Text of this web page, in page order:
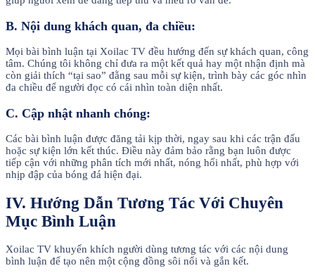
B. Nội dung khách quan, đa chiều:
Mọi bài bình luận tại Xoilac TV đều hướng đến sự khách quan, công
tâm. Chúng tôi không chỉ đưa ra một kết quả hay một nhận định mà
còn giải thích “tại sao” đằng sau mỗi sự kiện, trình bày các góc nhìn
đa chiều để người đọc có cái nhìn toàn diện nhất.
C. Cập nhật nhanh chóng:
Các bài bình luận được đăng tải kịp thời, ngay sau khi các trận đấu
hoặc sự kiện lớn kết thúc. Điều này đảm bảo rằng bạn luôn được
tiếp cận với những phân tích mới nhất, nóng hổi nhất, phù hợp với
nhịp đập của bóng đá hiện đại.
IV. Hướng Dẫn Tương Tác Với Chuyên
Mục Bình Luận
Xoilac TV khuyến khích người dùng tương tác với các nội dung
bình luận để tạo nên một cộng đồng sôi nổi và gắn kết.